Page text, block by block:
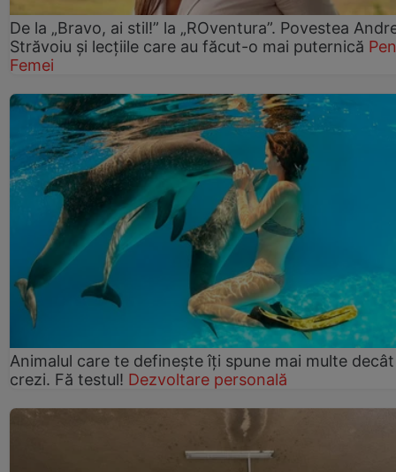
De la „Bravo, ai stil!” la „ROventura”. Povestea
Străvoiu și lecțiile care au făcut-o mai puternică
Femei
Animalul care te definește îți spune mai multe decât
crezi. Fă testul! Dezvoltare personală